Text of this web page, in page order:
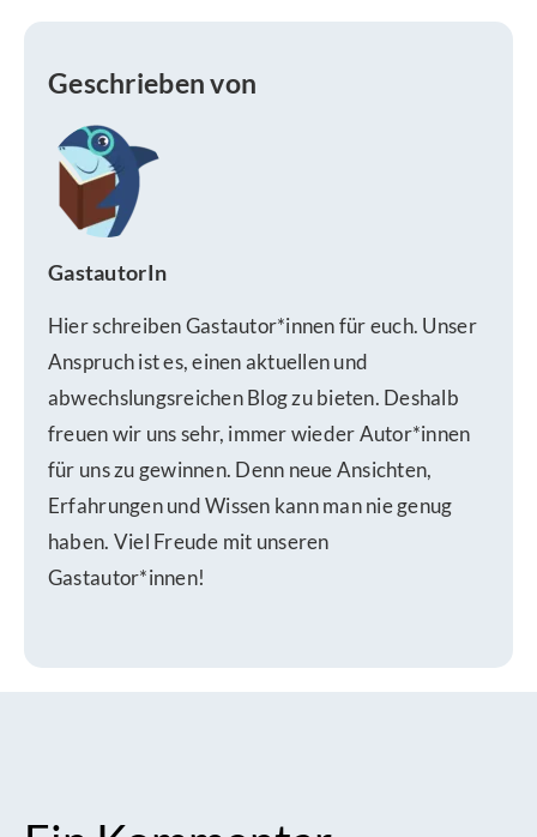
Geschrieben von
GastautorIn
Hier schreiben Gastautor*innen für euch. Unser
Anspruch ist es, einen aktuellen und
abwechslungsreichen Blog zu bieten. Deshalb
freuen wir uns sehr, immer wieder Autor*innen
für uns zu gewinnen. Denn neue Ansichten,
Erfahrungen und Wissen kann man nie genug
haben. Viel Freude mit unseren
Gastautor*innen!